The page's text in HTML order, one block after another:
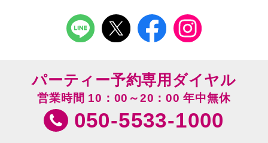
パーティー予約専用ダイヤル
営業時間 10：00～20：00 年中無休
050-5533-1000